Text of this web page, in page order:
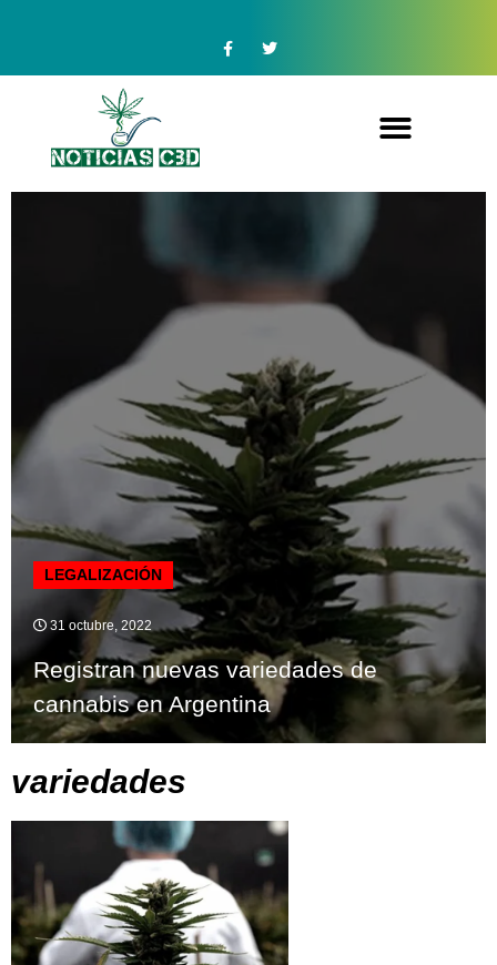
LEGALIZACIÓN
31 octubre, 2022
Registran nuevas variedades de
cannabis en Argentina
variedades